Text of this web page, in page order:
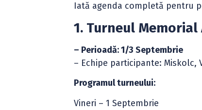
Iată agenda completă pentru
1. Turneul
– Perioadă: 1/3 Septembrie
– Echipe participante: Miskolc,
Programul turneului:
Vineri – 1 Septembrie